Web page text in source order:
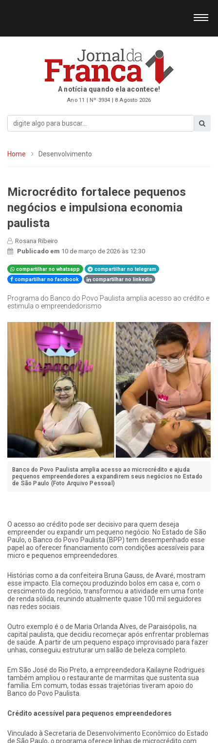
A notícia quando ela acontece!
Ano 11 | Nº 3934 | 8 Agosto 2026
Home Desenvolvimento
Microcrédito fortalece pequenos
negócios e impulsiona economia
paulista
Rosana Ribeiro
Publicado em 10 de março de 2026 às 12:30
compartilhar no whatsapp
compartilhar no telegram
compartilhar no facebook
compartilhar no linkedin
Programa do Banco do Povo Paulista amplia acesso ao crédito e
estimula o empreendedorismo
Banco do Povo Paulista amplia acesso ao microcrédito e ajuda
pequenos empreendedores a expandirem seus negócios no Estado
de São Paulo (Foto Arquivo Pessoal)
O acesso ao crédito pode ser decisivo para quem deseja
empreender ou expandir um pequeno negócio. No Estado de São
Paulo, o Banco do Povo Paulista (BPP) tem desempenhado esse
papel ao oferecer financiamento com condições acessíveis para
micro e pequenos empreendedores.
Histórias como a da confeiteira Bruna Gauss, de Avaré, mostram
esse impacto. Ela começou produzindo bolos em casa e, com o
crescimento do negócio, transformou a atividade em uma fonte
de renda sólida, reunindo atualmente quase 100 mil seguidores
nas redes sociais.
Outro exemplo é o de Maria Orlanda Alves, de Paraisópolis, na
capital paulista, que decidiu recomeçar após enfrentar problemas
de saúde. A partir de um pequeno espaço improvisado para fazer
unhas, conseguiu estruturar um salão de beleza completo.
Em São José do Rio Preto, a empreendedora Kailayne Rodrigues
também ampliou o restaurante de marmitas que sustenta sua
família. Em comum, todas essas trajetórias tiveram apoio do
Banco do Povo Paulista.
Crédito acessível para pequenos empreendedores
Vinculado à Secretaria de Desenvolvimento Econômico do Estado
de São Paulo, o programa oferece linhas de microcrédito com